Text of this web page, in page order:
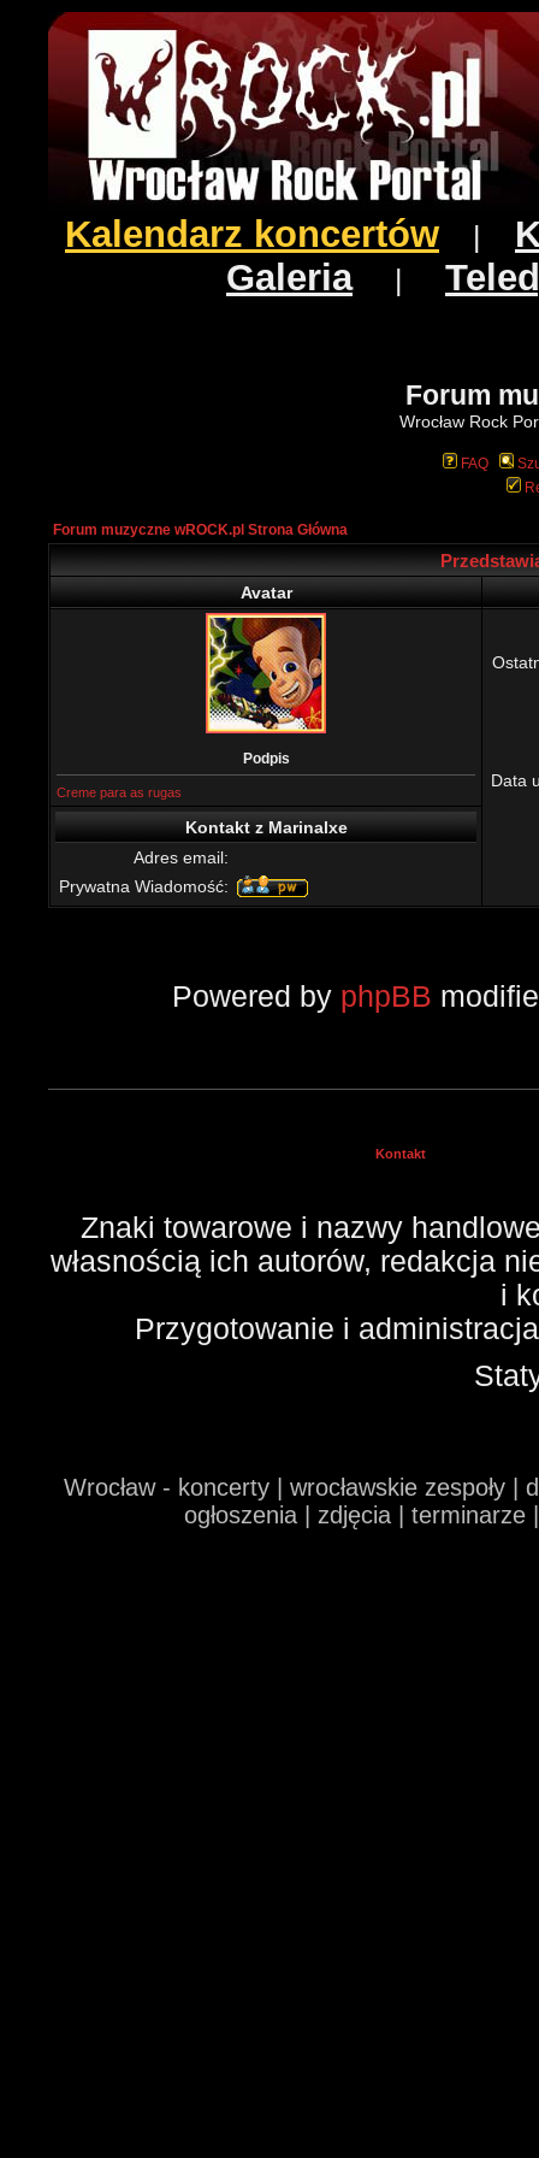
Kalendarz koncertów
Galeria|
Forum
Wrocław Rock
FAQ
Forum muzyczne wROCK.pl Strona Główna
Avatar
Podpis
Creme para as rugas
Data
Kontakt z Marinalxe
Adres email:
Prywatna Wiadomość:
Powered by phpBB
Kontakt
Znaki towarowe i nazwy
własnością ich autorów, redakcja
i
Przygotowanie i
Wrocław - koncerty | wrocławskie zespoły
ogłoszenia | zdjęcia |